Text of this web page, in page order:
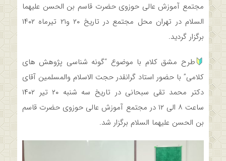
مجتمع آموزش عالی حوزوی حضرت قاسم بن الحسن علیهما
السلام در تهران محل مجتمع در تاريخ ۲۰ و۲۱ تيرماه ۱۴۰۲
برگزار گردید.
طرح مشق کلام با موضوع “گونه شناسي پژوهش هاي
كلامي” با حضور استاد گرانقدر حجت الاسلام والمسلمين آقاي
دكتر محمد تقي سبحاني در تاريخ سه شنبه ۲۰ تير ۱۴۰۲
ساعت ۸ الي ۱۲ در مجتمع آموزش عالی حوزوی حضرت قاسم
بن الحسن علیهما السلام برگزار شد.